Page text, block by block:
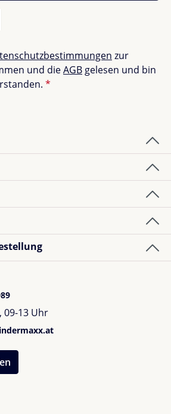
zur
und dieAGB gelesen und bin
*
09-13 Uhr